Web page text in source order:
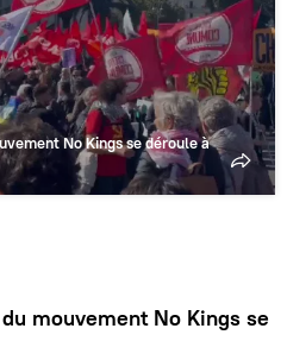
No Kings se déroule à
mouvement No Kings se